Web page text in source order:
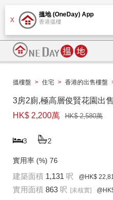
X
搵地 (OneDay) App
香港搵樓
搵樓盤 > 住宅 > 香港的出售樓盤
3房2廁,極高層俊賢花園出
HK$ 2,200萬
HK$ 2,580萬
3 2
實用率 (%) 76
建築面積 1,131 呎 @HK$
實用面積 863 呎 [未核實]